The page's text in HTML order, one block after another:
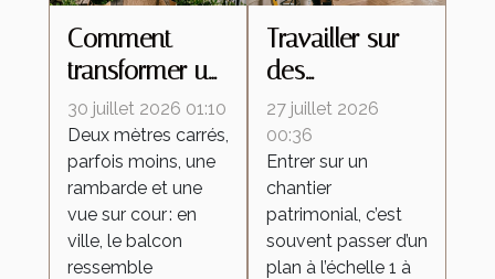
Comment
transformer un
petit balcon en
espace
extérieur
inspirant
30 juillet 2026 01:10
Deux mètres carrés,
parfois moins, une
rambarde et une
vue sur cour : en
ville, le balcon
ressemble
Travailler sur
des
rénovations
d’exception :
un tremplin
pour les
nouveaux
talents
27 juillet 2026
00:36
Entrer sur un
chantier
patrimonial, c’est
souvent passer d’un
plan à l’échelle 1 à